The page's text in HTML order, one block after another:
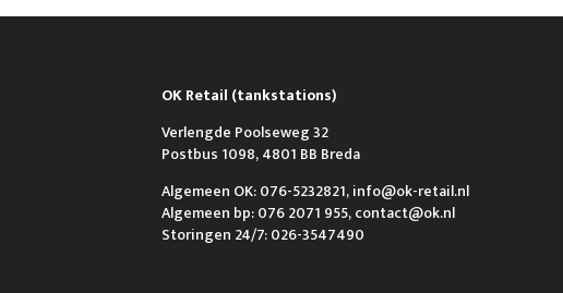
OK Retail (tankstations)
Verlengde Poolseweg 32
Postbus 1098, 4801 BB Breda
Algemeen OK: 076-5232821, info@ok-retail.nl
Algemeen bp: 076 2071 955, contact@ok.nl
Storingen 24/7: 026-3547490